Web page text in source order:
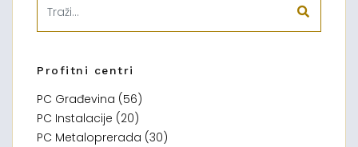
Profitni centri
PC Građevina (56)
PC Instalacije (20)
PC Metaloprerada (30)